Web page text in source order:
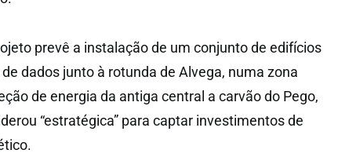
prevê a instalação de um conjunto de edifícios
dados junto à rotunda de Alvega, numa zona
de energia da antiga central a carvão do Pego,
“estratégica” para captar investimentos de